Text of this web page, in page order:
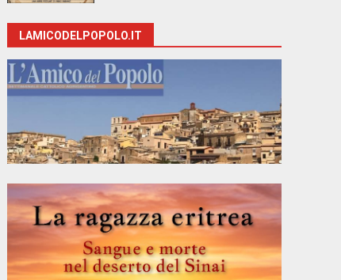
LAMICODELPOPOLO.IT